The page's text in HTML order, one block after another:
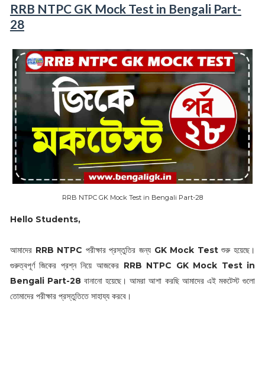
RRB NTPC GK Mock Test in Bengali Part-
28
RRB NTPC GK Mock Test in Bengali Part-28
Hello Students,
আমাদের RRB NTPC পরীক্ষার প্রস্তুতির জন্য GK Mock Testশুরু হয়েছে।
গুরুত্বপূর্ণ জিকের প্রশ্ন নিয়ে আজকের RRB NTPC GK Mock Test in
Bengali Part-28 বানানো হয়েছে। আমরা আশা করছি আমাদের এই মকটেস্ট গুলো
তোমাদের পরীক্ষার প্রস্তুতিতে সাহায্য করবে।